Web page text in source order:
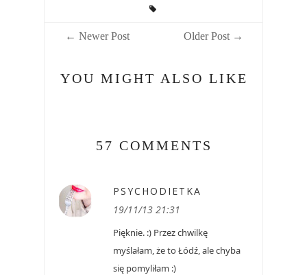
← Newer Post Older Post →
YOU MIGHT ALSO LIKE
57 COMMENTS
PSYCHODIETKA
19/11/13 21:31
Pięknie. :) Przez chwilkę
myślałam, że to Łódź, ale chyba
się pomyliłam :)